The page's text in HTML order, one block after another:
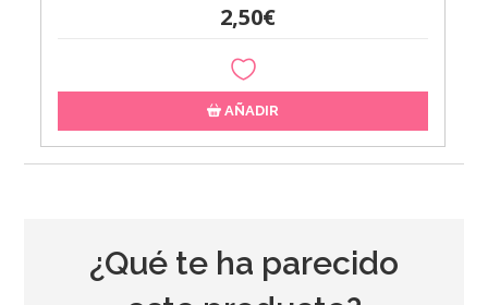
2,50€
AÑADIR
¿Qué te ha parecido